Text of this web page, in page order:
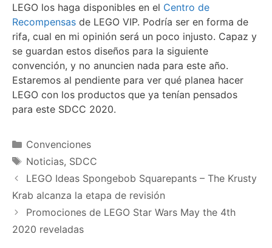
LEGO los haga disponibles en el Centro de
Recompensas de LEGO VIP. Podría ser en forma de
rifa, cual en mi opinión será un poco injusto. Capaz y
se guardan estos diseños para la siguiente
convención, y no anuncien nada para este año.
Estaremos al pendiente para ver qué planea hacer
LEGO con los productos que ya tenían pensados
para este SDCC 2020.
Categories
Convenciones
Tags
Noticias, SDCC
LEGO Ideas Spongebob Squarepants – The Krusty
Krab alcanza la etapa de revisión
Promociones de LEGO Star Wars May the 4th
2020 reveladas